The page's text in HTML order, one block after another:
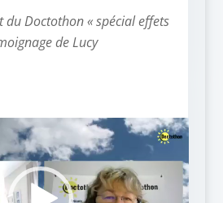
du Doctothon « spécial effets
de Lucy